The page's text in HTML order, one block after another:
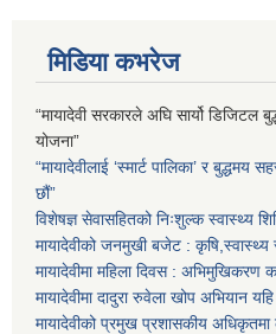
मिडिया कभरेज
“मायादेवी सरकारले अघि सार्यो डिजिटल
योजना”
“मायादेवीलाई ‘स्मार्ट पालिका’ र बुद्धमय
छौं”
विशेषज्ञ सेवासहितको निःशुल्क स्वास्थ्य
मायादेवीको जनमुखी बजेट : कृषि,स्वास्थ्य र
मायादेवीमा महिला दिवस : अभिमुखिकरण
मायादेवीमा दादुरा रुवेला खोप अभियान
मायादेवीको प्रमुख प्रशासकीय अधिकृतमा